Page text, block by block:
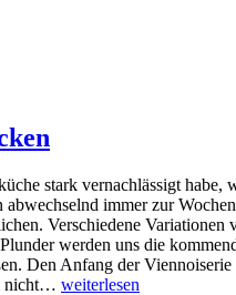
stark vernachlässigt habe,
abwechselnd immer zur
Verschiedene Variationen
werden uns die
Den Anfang der
nicht… weiterlesen